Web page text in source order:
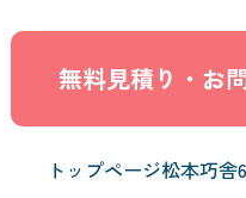
無料見積り・お
トップページ松本巧舎